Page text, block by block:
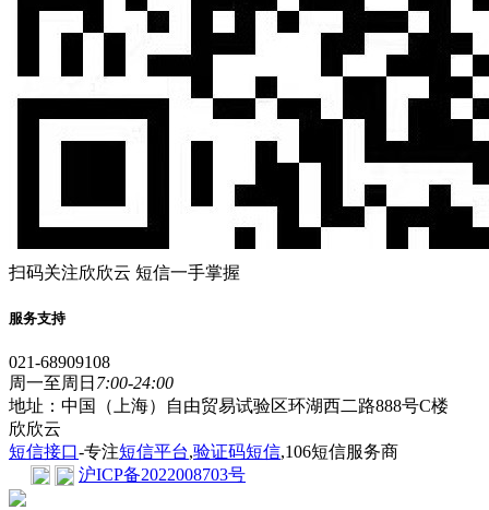
扫码关注欣欣云 短信一手掌握
服务支持
021-68909108
周一至周日 7:00-24:00
地址：中国（上海）自由贸易试验区环湖西二路888号C楼
欣欣云
短信接口-专注短信平台,验证码短信,106短信服务商
沪ICP备2022008703号